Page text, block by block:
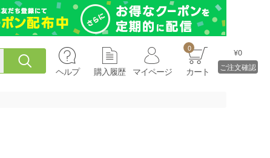
ヘルプ 購入履歴 マイページ
0
カート
¥0
ご注文確認